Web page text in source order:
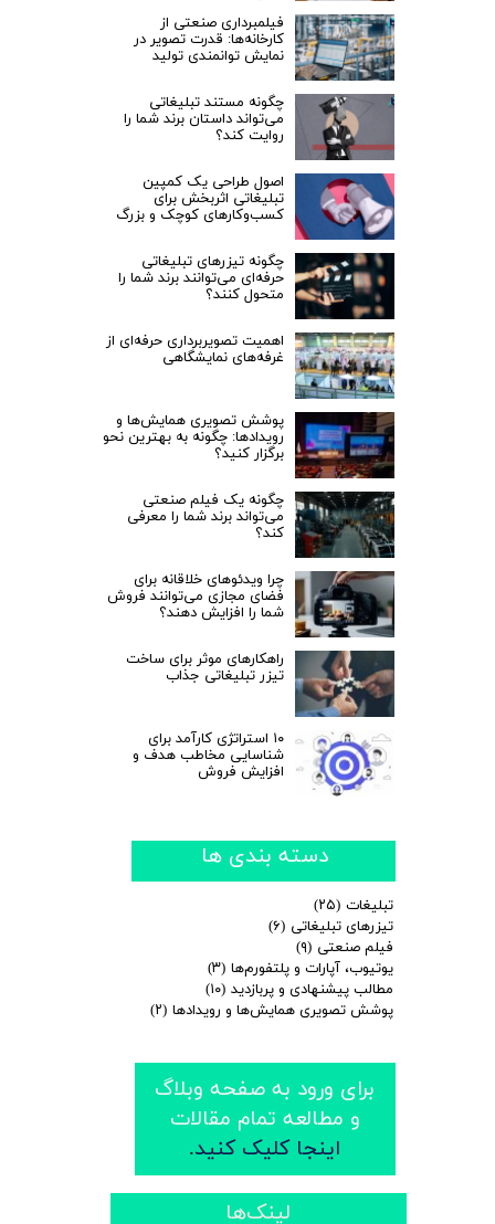
دسته بندی ها
تبلیغات (۲۵)
تیزرهای تبلیغاتی (۶)
فیلم صنعتی (۹)
یوتیوب، آپارات و پلتفورم‌ها (۳)
مطالب پیشنهادی و پربازدید (۱۰)
پوشش تصویری همایش‌ها و رویدادها (۲)
فیلمبرداری صنعتی از
کارخانه‌ها: قدرت تصویر در
نمایش توانمندی تولید
چگونه مستند تبلیغاتی
می‌تواند داستان برند شما را
روایت کند؟
اصول طراحی یک کمپین
تبلیغاتی اثربخش برای
کسب‌وکارهای کوچک و بزرگ
چگونه تیزرهای تبلیغاتی
حرفه‌ای می‌توانند برند شما را
متحول کنند؟
اهمیت تصویربرداری حرفه‌ای از
غرفه‌های نمایشگاهی
پوشش تصویری همایش‌ها و
رویدادها: چگونه به بهترین نحو
برگزار کنید؟
چگونه یک فیلم صنعتی
می‌تواند برند شما را معرفی
کند؟
چرا ویدئوهای خلاقانه برای
فضای مجازی می‌توانند فروش
شما را افزایش دهند؟
راهکارهای موثر برای ساخت
تیزر تبلیغاتی جذاب
۱۰ استراتژی کارآمد برای
شناسایی مخاطب هدف و
افزایش فروش
​​برای ورود به صفحه وبلاگ
و مطالعه تمام مقالات
اینجا کلیک کنید.
​لینک‌ها